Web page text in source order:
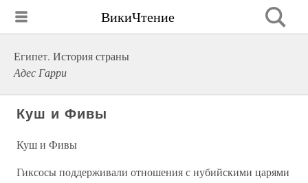
ВикиЧтение
Египет. История страны
Адес Гарри
Куш и Фивы
Куш и Фивы
Гиксосы поддерживали отношения с нубийскими царями